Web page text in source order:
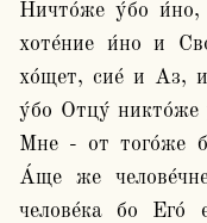
Ничто́же у́бо и́но,
хоте́ние и́но и
хо́щет, сие́ и Аз,
у́бо Отцу́ никто́же
Мне - от того́же
А́ще же
челове́ка бо Его́